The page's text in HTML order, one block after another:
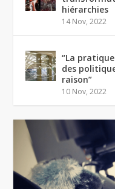
hiérarchies
14 Nov, 2022
“La
des
raison”
10 Nov, 2022